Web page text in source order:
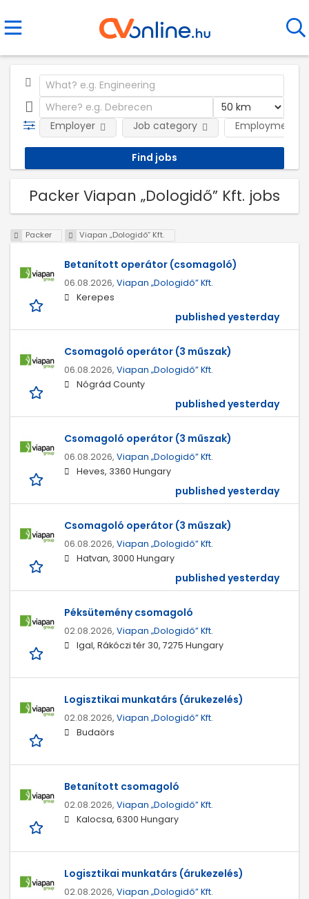
Employment
Employer Job category
Packer Viapan „Dologidő” Kft. jobs
Packer Viapan „Dologidő” Kft.
Betanított operátor (csomagoló)
06.08.2026, Viapan „Dologidő” Kft.
Kerepes
published yesterday
Csomagoló operátor (3 műszak)
06.08.2026, Viapan „Dologidő” Kft.
Nógrád County
published yesterday
Csomagoló operátor (3 műszak)
06.08.2026, Viapan „Dologidő” Kft.
Heves, 3360 Hungary
published yesterday
Csomagoló operátor (3 műszak)
06.08.2026, Viapan „Dologidő” Kft.
Hatvan, 3000 Hungary
published yesterday
Péksütemény csomagoló
02.08.2026, Viapan „Dologidő” Kft.
Igal, Rákóczi tér 30, 7275 Hungary
Logisztikai munkatárs (árukezelés)
02.08.2026, Viapan „Dologidő” Kft.
Budaörs
Betanított csomagoló
02.08.2026, Viapan „Dologidő” Kft.
Kalocsa, 6300 Hungary
Logisztikai munkatárs (árukezelés)
02.08.2026, Viapan „Dologidő” Kft.